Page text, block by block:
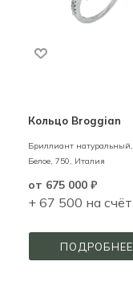
Кольцо Broggian
Бриллиант натуральный,
Белое, 750, Италия
от 675 000 ₽
+ 67 500 на счёт
ПОДРОБНЕЕ